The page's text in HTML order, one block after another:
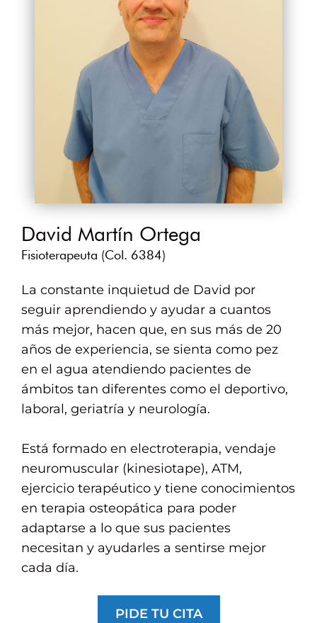
David Martín Ortega
Fisioterapeuta (Col. 6384)
La constante inquietud de David por
seguir aprendiendo y ayudar a cuantos
más mejor, hacen que, en sus más de 20
años de experiencia, se sienta como pez
en el agua atendiendo pacientes de
ámbitos tan diferentes como el deportivo,
laboral, geriatría y neurología.
Está formado en electroterapia, vendaje
neuromuscular (kinesiotape), ATM,
ejercicio terapéutico y tiene conocimientos
en terapia osteopática para poder
adaptarse a lo que sus pacientes
necesitan y ayudarles a sentirse mejor
cada día.
PIDE TU CITA